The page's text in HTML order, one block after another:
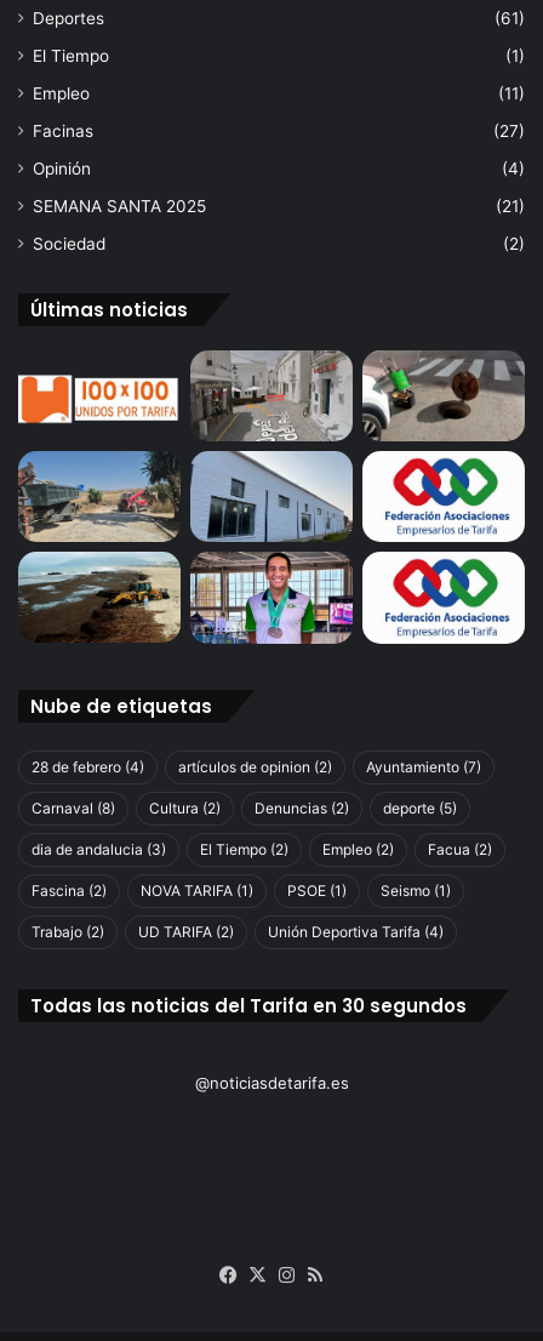
Deportes
(61)
El Tiempo
(1)
Empleo
(11)
Facinas
(27)
Opinión
(4)
SEMANA SANTA 2025
(21)
Sociedad
(2)
Últimas noticias
Nube de etiquetas
28 de febrero (4) artículos de opinion (2) Ayuntamiento (7)
Carnaval (8) Cultura (2) Denuncias (2) deporte (5)
dia de andalucia (3) El Tiempo (2) Empleo (2) Facua (2)
Fascina (2) NOVA TARIFA (1) PSOE (1) Seismo (1)
Trabajo (2) UD TARIFA (2) Unión Deportiva Tarifa (4)
Todas las noticias del Tarifa en 30 segundos
@noticiasdetarifa.es
Facebook
X Instagram